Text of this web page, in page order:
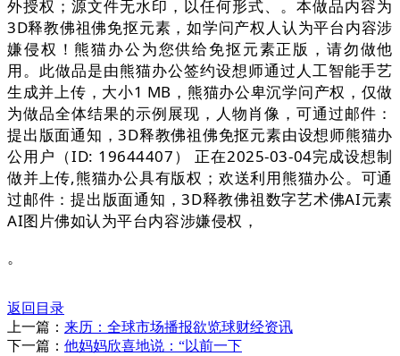
外授权；源文件无水印，以任何形式、。本做品内容为
3D释教佛祖佛免抠元素，如学问产权人认为平台内容涉
嫌侵权！熊猫办公为您供给免抠元素正版，请勿做他
用。此做品是由熊猫办公签约设想师通过人工智能手艺
生成并上传，大小1 MB，熊猫办公卑沉学问产权，仅做
为做品全体结果的示例展现，人物肖像，可通过邮件：
提出版面通知，3D释教佛祖佛免抠元素由设想师熊猫办
公用户（ID: 19644407） 正在2025-03-04完成设想制
做并上传,熊猫办公具有版权；欢送利用熊猫办公。可通
过邮件：提出版面通知，3D释教佛祖数字艺术佛AI元素
AI图片佛如认为平台内容涉嫌侵权，
。
返回目录
上一篇： 来历：全球市场播报欲览球财经资讯
下一篇： 他妈妈欣喜地说：“以前一下